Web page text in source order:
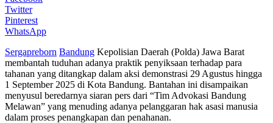
Twitter
Pinterest
WhatsApp
Sergapreborn Bandung Kepolisian Daerah (Polda) Jawa Barat
membantah tuduhan adanya praktik penyiksaan terhadap para
tahanan yang ditangkap dalam aksi demonstrasi 29 Agustus hingga
1 September 2025 di Kota Bandung. Bantahan ini disampaikan
menyusul beredarnya siaran pers dari “Tim Advokasi Bandung
Melawan” yang menuding adanya pelanggaran hak asasi manusia
dalam proses penangkapan dan penahanan.